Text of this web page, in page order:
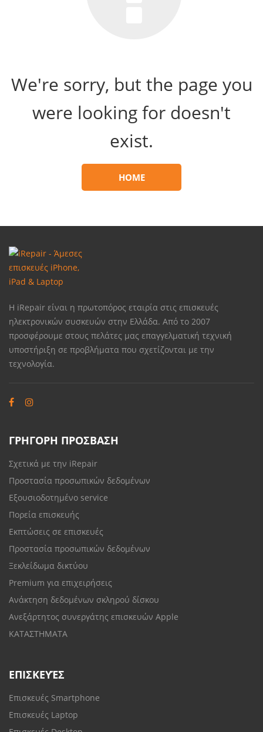
We're sorry, but the page you
were looking for doesn't
exist.
HOME
Η iRepair είναι η πρωτοπόρος εταιρία στις επισκευές
ηλεκτρονικών συσκευών στην Ελλάδα. Από το 2007
προσφέρουμε στους πελάτες μας επαγγελματική τεχνική
υποστήριξη σε προβλήματα που σχετίζονται με την
τεχνολογία.
ΓΡΗΓΟΡΗ ΠΡΟΣΒΑΣΗ
Σχετικά με την iRepair
Προστασία προσωπικών δεδομένων
Εξουσιοδοτημένο service
Πορεία επισκευής
Εκπτώσεις σε επισκευές
Προστασία προσωπικών δεδομένων
Ξεκλείδωμα δικτύου
Premium για επιχειρήσεις
Ανάκτηση δεδομένων σκληρού δίσκου
Ανεξάρτητος συνεργάτης επισκευών Apple
ΚΑΤΑΣΤΗΜΑΤΑ
ΕΠΙΣΚΕΥΈΣ
Επισκευές Smartphone
Επισκευές Laptop